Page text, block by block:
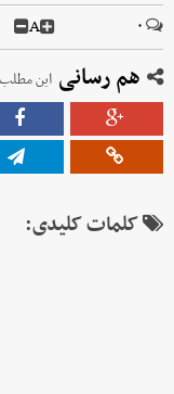
۰ A
هم رسانی این
کلمات کلیدی: